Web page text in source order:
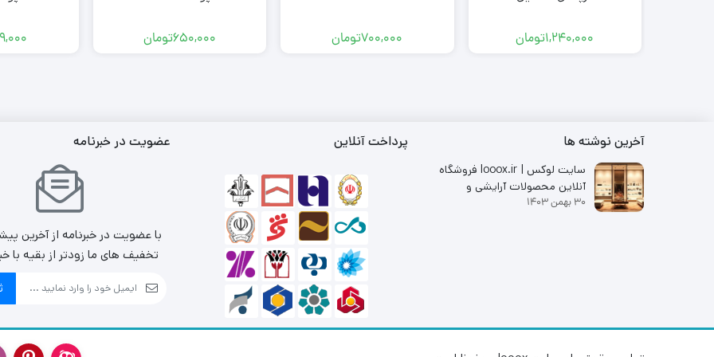
1,240,000تومان 700,000تومان 650,000تومان
آخرین نوشته ها
سایت لوکس | looox.ir فروشگاه
آنلاین محصولات آرایشی و
بهداشتی با برندهای معتبر از جمله
30 بهمن 1403
پرداخت آنلاین عضویت در خبرنامه
با عضویت در خبرنامه از آخرین
تخفیف های ما زودتر از بقیه با